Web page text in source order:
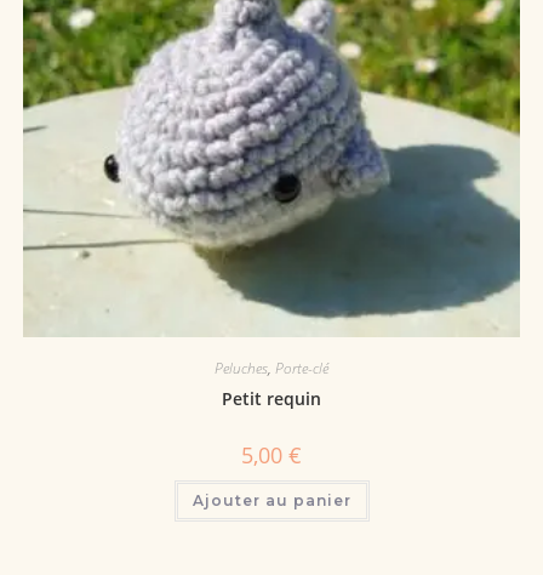
Peluches, Porte-clé
Petit requin
5,00 €
Ajouter au panier